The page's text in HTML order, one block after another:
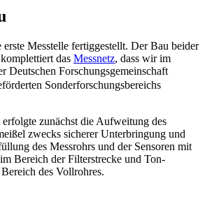
Messtelle fertiggestellt. Der Bau beider
das Messnetz, dass wir im
Deutschen Forschungsgemeinschaft
Sonderforschungsbereichs
zunächst die Aufweitung des
zwecks sicherer Unterbringung und
des Messrohrs und der Sensoren mit
Bereich der Filterstrecke und Ton-
des Vollrohres.